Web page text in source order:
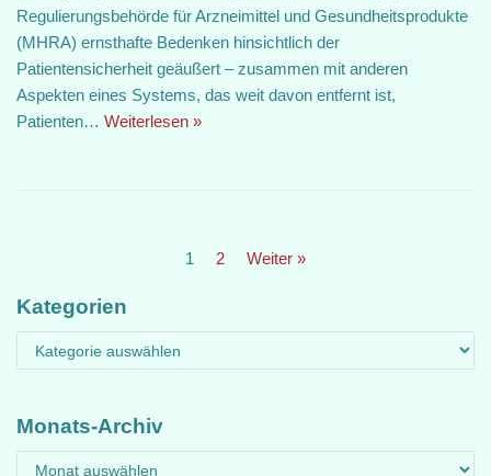
Regulierungsbehörde für Arzneimittel und Gesundheitsprodukte
(MHRA) ernsthafte Bedenken hinsichtlich der
Patientensicherheit geäußert – zusammen mit anderen
Aspekten eines Systems, das weit davon entfernt ist,
Patienten… Weiterlesen »
1 2 Weiter »
Kategorien
Monats-Archiv